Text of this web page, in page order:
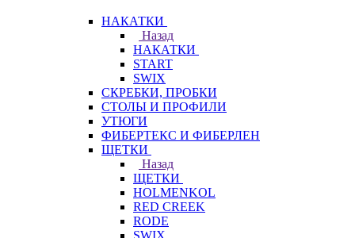
НАКАТКИ
Назад
НАКАТКИ
START
SWIX
СКРЕБКИ, ПРОБКИ
СТОЛЫ И ПРОФИЛИ
УТЮГИ
ФИБЕРТЕКС И ФИБЕРЛЕН
ЩЕТКИ
Назад
ЩЕТКИ
HOLMENKOL
RED CREEK
RODE
SWIX